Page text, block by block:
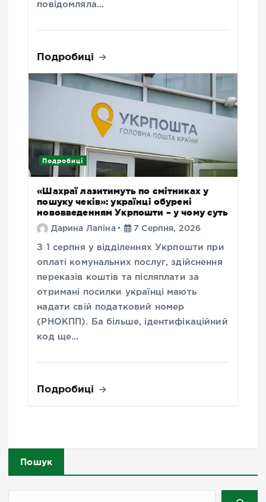
повідомляла…
Подробиці
Подробиці
«Шахраї лазитимуть по смітниках у
пошуку чеків»: українці обурені
нововведенням Укрпошти – у чому суть
Дарина Лапіна 7 Серпня, 2026
З 1 серпня у відділеннях Укрпошти при
оплаті комунальних послуг, здійснення
переказів коштів та післяплати за
отримані посилки українці мають
надати свій податковий номер
(РНОКПП). Ба більше, ідентифікаційний
код ще…
Подробиці
Пошук